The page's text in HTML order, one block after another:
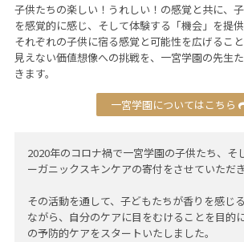
子供たちの楽しい！うれしい！の感覚と共に、
を感覚的に感じ、そして体験する「機会」を提供
それぞれの⼦供に宿る感覚と可能性を広げるこ
⾒えない価値想像への挑戦を、⼀宮学園の先⽣
きます。
一宮学園についてはこちら
2020年のコロナ禍で一宮学園の子供たち、そ
ーガニックスキンケアの寄付をさせていただき
その活動を通して、子どもたちが香りを感じ
ながら、自分のケアに目をむけることを目的
の予防的ケアをスタートいたしました。